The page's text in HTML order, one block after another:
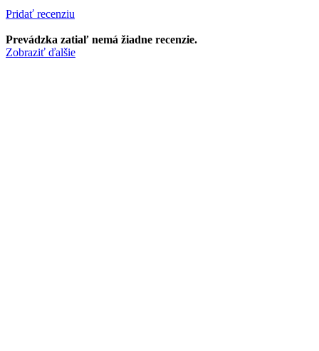
Pridať recenziu
Prevádzka zatiaľ nemá žiadne recenzie.
Zobraziť ďalšie